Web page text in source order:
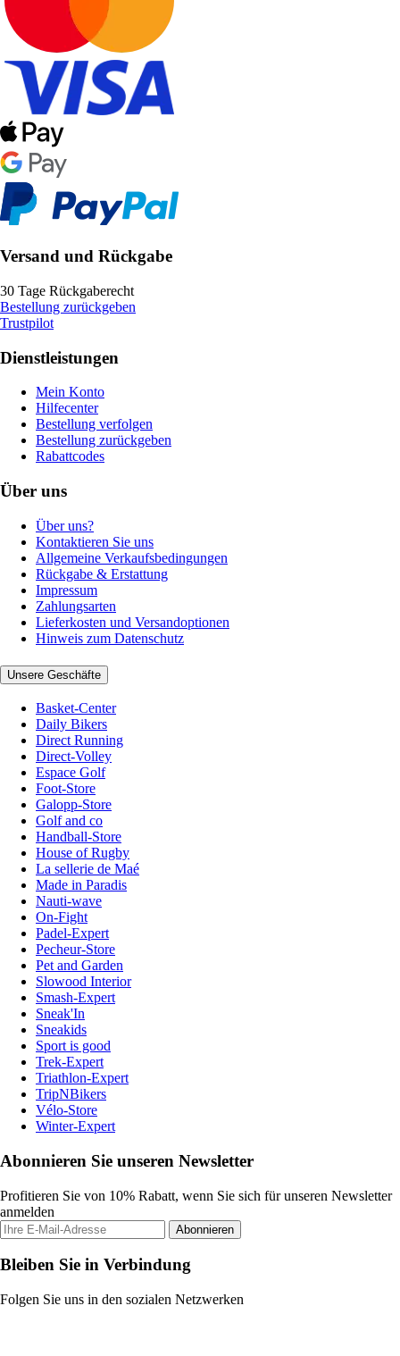
Versand und Rückgabe
30 Tage Rückgaberecht
Bestellung zurückgeben
Trustpilot
Dienstleistungen
Mein Konto
Hilfecenter
Bestellung verfolgen
Bestellung zurückgeben
Rabattcodes
Über uns
Über uns?
Kontaktieren Sie uns
Allgemeine Verkaufsbedingungen
Rückgabe & Erstattung
Impressum
Zahlungsarten
Lieferkosten und Versandoptionen
Hinweis zum Datenschutz
Unsere Geschäfte
Basket-Center
Daily Bikers
Direct Running
Direct-Volley
Espace Golf
Foot-Store
Galopp-Store
Golf and co
Handball-Store
House of Rugby
La sellerie de Maé
Made in Paradis
Nauti-wave
On-Fight
Padel-Expert
Pecheur-Store
Pet and Garden
Slowood Interior
Smash-Expert
Sneak'In
Sneakids
Sport is good
Trek-Expert
Triathlon-Expert
TripNBikers
Vélo-Store
Winter-Expert
Abonnieren Sie unseren Newsletter
Profitieren Sie von 10% Rabatt, wenn Sie sich für unseren Newsletter
anmelden
Abonnieren
Bleiben Sie in Verbindung
Folgen Sie uns in den sozialen Netzwerken